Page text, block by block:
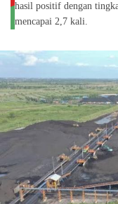
hasil positif dengan
mencapai 2,7 kali.